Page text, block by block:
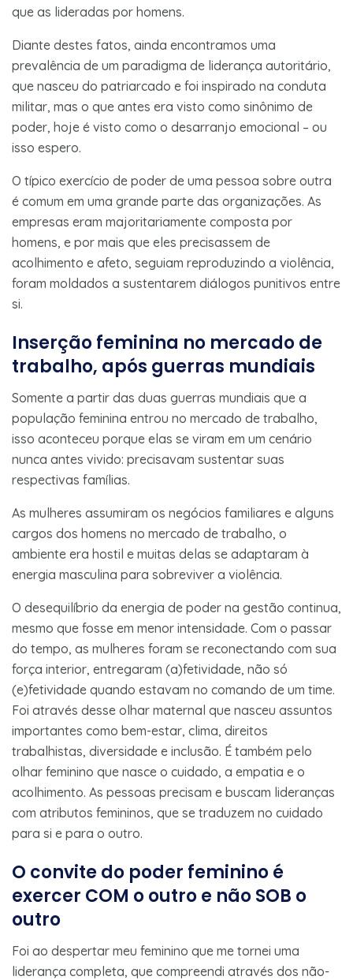
que as lideradas por homens.
Diante destes fatos, ainda encontramos uma
prevalência de um paradigma de liderança autoritário,
que nasceu do patriarcado e foi inspirado na conduta
militar, mas o que antes era visto como sinônimo de
poder, hoje é visto como o desarranjo emocional – ou
isso espero.
O típico exercício de poder de uma pessoa sobre outra
é comum em uma grande parte das organizações. As
empresas eram majoritariamente composta por
homens, e por mais que eles precisassem de
acolhimento e afeto, seguiam reproduzindo a violência,
foram moldados a sustentarem diálogos punitivos entre
si.
Inserção feminina no mercado de
trabalho, após guerras mundiais
Somente a partir das duas guerras mundiais que a
população feminina entrou no mercado de trabalho,
isso aconteceu porque elas se viram em um cenário
nunca antes vivido: precisavam sustentar suas
respectivas famílias.
As mulheres assumiram os negócios familiares e alguns
cargos dos homens no mercado de trabalho, o
ambiente era hostil e muitas delas se adaptaram à
energia masculina para sobreviver a violência.
O desequilíbrio da energia de poder na gestão continua,
mesmo que fosse em menor intensidade. Com o passar
do tempo, as mulheres foram se reconectando com sua
força interior, entregaram (a)fetividade, não só
(e)fetividade quando estavam no comando de um time.
Foi através desse olhar maternal que nasceu assuntos
importantes como bem-estar, clima, direitos
trabalhistas, diversidade e inclusão. É também pelo
olhar feminino que nasce o cuidado, a empatia e o
acolhimento. As pessoas precisam e buscam lideranças
com atributos femininos, que se traduzem no cuidado
para si e para o outro.
O convite do poder feminino é
exercer COM o outro e não SOB o
outro
Foi ao despertar meu feminino que me tornei uma
liderança completa, que compreendi através dos não-